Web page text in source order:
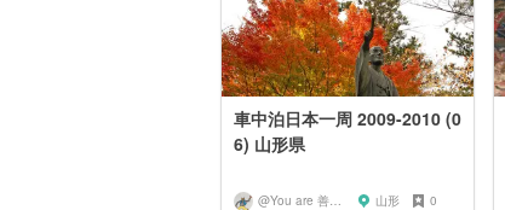
車中泊日本一周 2009-2010 (0
6) 山形県
@You are 善知識 山形 0